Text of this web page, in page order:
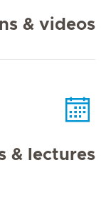
& videos
& lectures